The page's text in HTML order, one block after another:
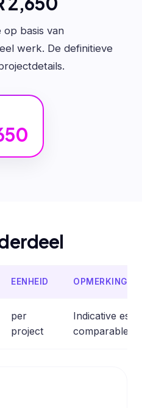
basis van
werk. De definitieve
EENHEID OPMERKING
per
project
Indicative
comparable